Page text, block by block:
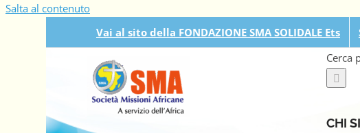
Salta al contenuto
Vai al sito della FONDAZIONE SMA SOLIDALE Ets
Cerca
CHI